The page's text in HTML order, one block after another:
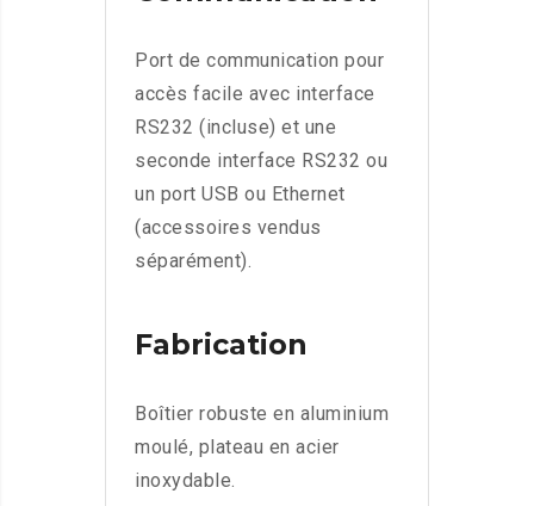
Port de communication pour
accès facile avec interface
RS232 (incluse) et une
seconde interface RS232 ou
un port USB ou Ethernet
(accessoires vendus
séparément).
Fabrication
Boîtier robuste en aluminium
moulé, plateau en acier
inoxydable.